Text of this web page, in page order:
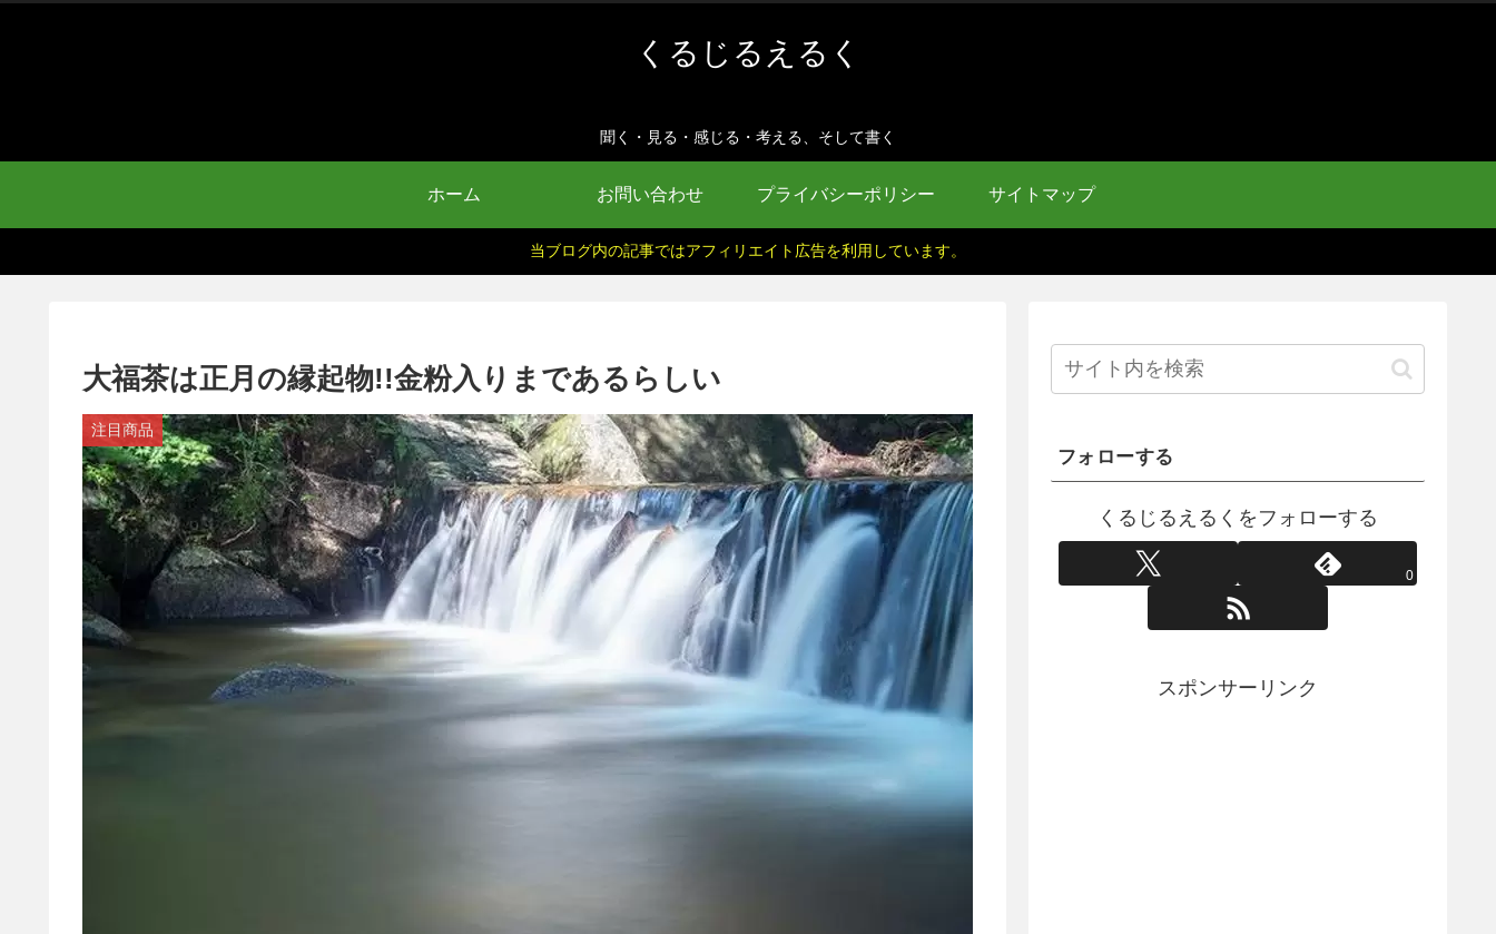
くるじるえるく
聞く・見る・感じる・考える、そして書く
ホーム お問い合わせ プライバシーポリシー サイトマップ
当ブログ内の記事ではアフィリエイト広告を利用しています。
大福茶は正月の縁起物!!金粉入りまであるらしい
注目商品
フォローする
くるじるえるくをフォローする
0
スポンサーリンク